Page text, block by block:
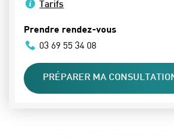
Tarifs
Prendre rendez-vous
03 69 55 34 08
PRÉPARER MA